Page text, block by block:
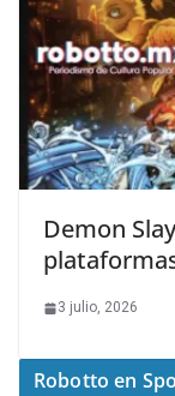
Demon
3 julio, 2026
Robotto en